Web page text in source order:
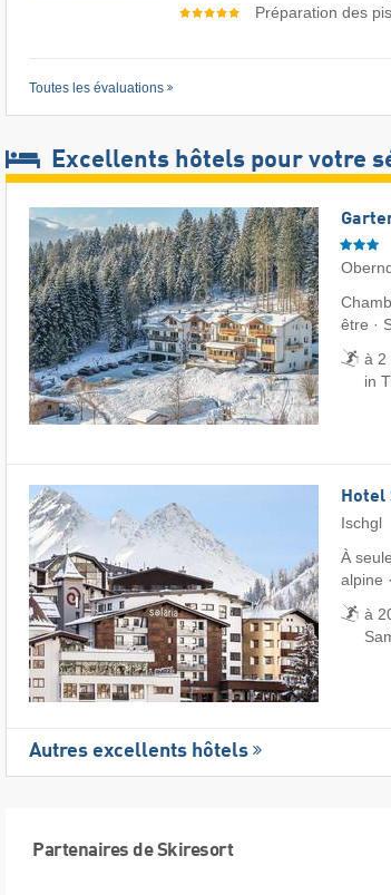
Préparation des
Toutes les évaluations
Excellents hôtels pour votre
être ·
à 2
in
Hotel
Ischgl
À
alpine
à
Autres excellents hôtels
Partenaires de Skiresort